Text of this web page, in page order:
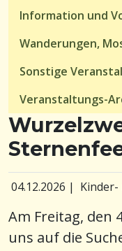
Information und
Wanderungen,
Sonstige
Veranstaltungs-
04.12.2026 |
Am Freitag, den
uns auf die